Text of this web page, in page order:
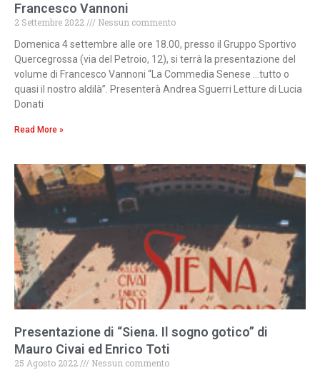
Francesco Vannoni
2 Settembre 2022
Nessun commento
Domenica 4 settembre alle ore 18.00, presso il Gruppo Sportivo
Quercegrossa (via del Petroio, 12), si terrà la presentazione del
volume di Francesco Vannoni “La Commedia Senese …tutto o
quasi il nostro aldilà”. Presenterà Andrea Sguerri Letture di Lucia
Donati
Read More »
Presentazione di “Siena. Il sogno gotico” di
Mauro Civai ed Enrico Toti
25 Agosto 2022
Nessun commento